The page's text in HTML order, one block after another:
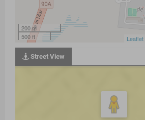
200 m
500 ft
Leaflet
Street View